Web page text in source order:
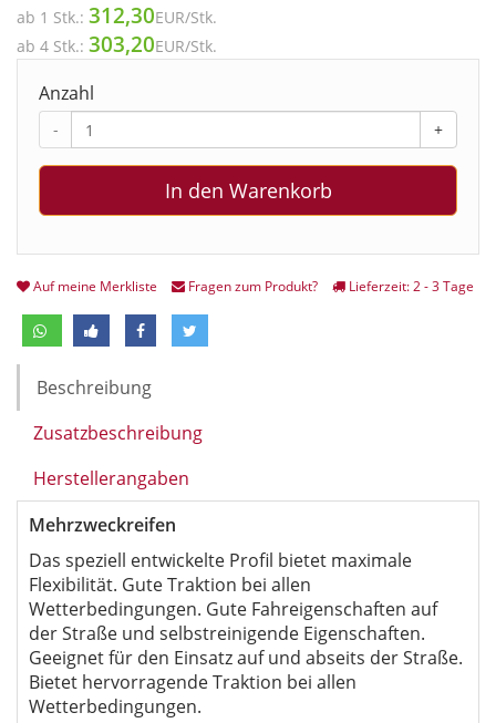
ab 1 Stk.: 312,30EUR/Stk.
ab 4 Stk.: 303,20EUR/Stk.
Anzahl
- +
In den Warenkorb
Auf meine Merkliste Fragen zum Produkt? Lieferzeit: 2 - 3 Tage
Beschreibung
Zusatzbeschreibung
Herstellerangaben
Mehrzweckreifen
Das speziell entwickelte Profil bietet maximale
Flexibilität. Gute Traktion bei allen
Wetterbedingungen. Gute Fahreigenschaften auf
der Straße und selbstreinigende Eigenschaften.
Geeignet für den Einsatz auf und abseits der Straße.
Bietet hervorragende Traktion bei allen
Wetterbedingungen.